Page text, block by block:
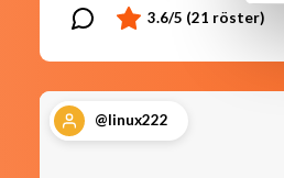
@linux222